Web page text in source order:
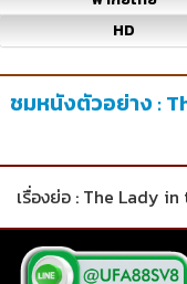
HD
ชมหนังตัวอย่าง :
เรื่องย่อ : The Lady